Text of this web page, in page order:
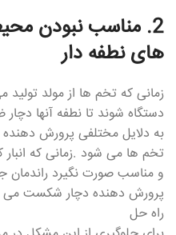
2. مناسب نبودن
های نطفه دار
زمانی که تخم ها از مولد
دستگاه شوند تا نطفه آنها
به دلایل مختلفی پرورش دهنده
تخم ها می شود .زمانی که
و مناسب صورت نگیرد
پرورش دهنده دچار شکست
راه حل